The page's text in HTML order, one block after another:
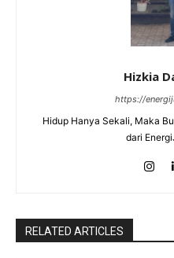
Hizkia
https://
Hidup Hanya Sekali, Maka
dari
RELATED ARTICLES